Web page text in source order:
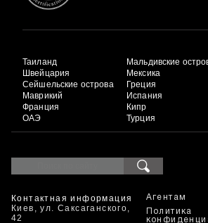
Таиланд
Швейцария
Сейшельские острова
Маврикий
Франция
ОАЭ
Мальдивские
Мексика
Греция
Испания
Кипр
Турция
Контактная информация
Киев, ул. Саксаганского,
42
Агентам
Политика